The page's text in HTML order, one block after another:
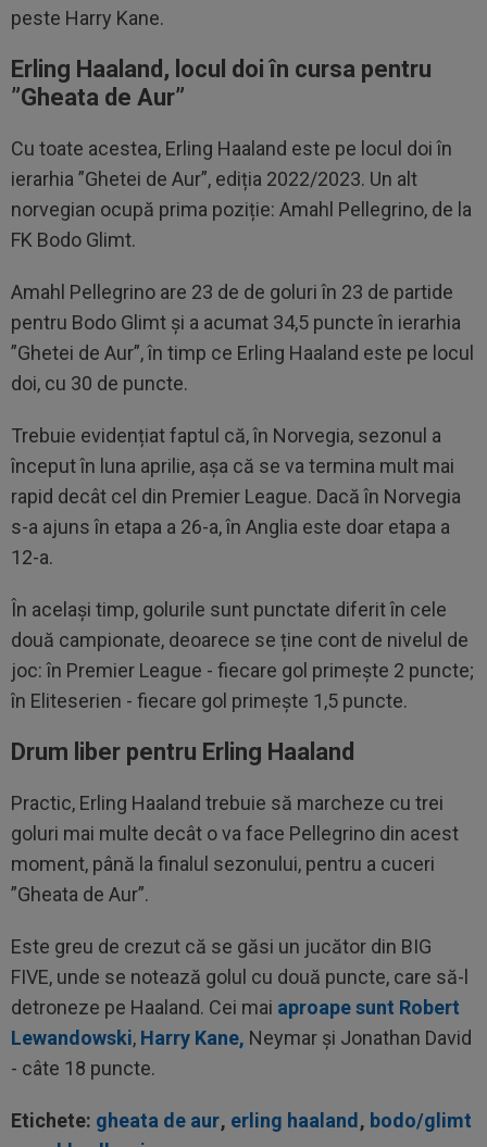
peste Harry Kane.
Erling Haaland, locul doi în cursa pentru
”Gheata de Aur”
Cu toate acestea, Erling Haaland este pe locul doi în
ierarhia ”Ghetei de Aur”, ediția 2022/2023. Un alt
norvegian ocupă prima poziție: Amahl Pellegrino, de la
FK Bodo Glimt.
Amahl Pellegrino are 23 de de goluri în 23 de partide
pentru Bodo Glimt și a acumat 34,5 puncte în ierarhia
”Ghetei de Aur”, în timp ce Erling Haaland este pe locul
doi, cu 30 de puncte.
Trebuie evidențiat faptul că, în Norvegia, sezonul a
început în luna aprilie, așa că se va termina mult mai
rapid decât cel din Premier League. Dacă în Norvegia
s-a ajuns în etapa a 26-a, în Anglia este doar etapa a
12-a.
În același timp, golurile sunt punctate diferit în cele
două campionate, deoarece se ține cont de nivelul de
joc: în Premier League - fiecare gol primește 2 puncte;
în Eliteserien - fiecare gol primește 1,5 puncte.
Drum liber pentru Erling Haaland
Practic, Erling Haaland trebuie să marcheze cu trei
goluri mai multe decât o va face Pellegrino din acest
moment, până la finalul sezonului, pentru a cuceri
”Gheata de Aur”.
Este greu de crezut că se găsi un jucător din BIG
FIVE, unde se notează golul cu două puncte, care să-l
detroneze pe Haaland. Cei mai aproape sunt Robert
Lewandowski, Harry Kane, Neymar și Jonathan David
- câte 18 puncte.
Etichete: gheata de aur, erling haaland, bodo/glimt